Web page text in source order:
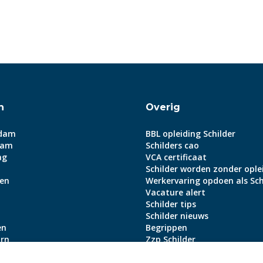
Overig
BBL opleiding Schilder
Schilders cao
VCA certificaat
Schilder worden zonder
Werkervaring opdoen als
Vacature alert
Schilder tips
Schilder nieuws
Begrippen
Zzp Schilder